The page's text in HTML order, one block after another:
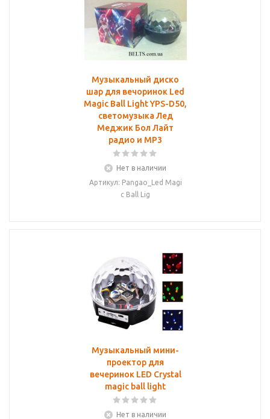
Музыкальный диско
шар для вечоринок Led
Magic Ball Light YPS-D50,
светомузыка Лед
Меджик Бол Лайт
радио и MP3
Нет в наличии
Артикул: Pangao_Led Magi
c Ball Lig
Музыкальный мини-
проектор для
вечеринок LED Crystal
magic ball light
Нет в наличии